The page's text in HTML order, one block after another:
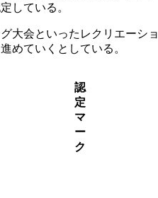
している。
大会といったレクリエー
めていくとしている。
認
定
マ
ー
ク